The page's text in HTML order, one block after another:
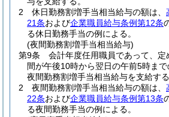
2
休日勤務割増手当相当給与の額は、
21条および企業職員給与条例第12条
る休日勤務手当の例による。
(夜間勤務割増手当相当給与)
第9条
会計年度任用職員であって、
間が午後10時から翌日の午前5時まで
夜間勤務割増手当相当給与を支給する
2
夜間勤務割増手当相当給与の額は、
22条および企業職員給与条例第13条
る夜間勤務手当の例による。